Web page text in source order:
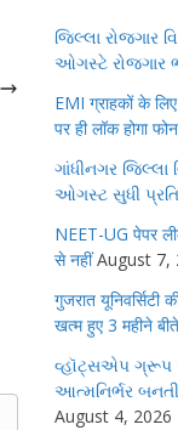
જિલ્લા રોજગાર
ઓગસ્ટે રોજગાર
EMI ग्राहकों के
पर ही लॉक होगा फोन
ગાંધીનગર જિલ્લા
ઓગસ્ટ સુધી
NEET-UG पेपर
से नहीं August 7,
गुजरात यूनिवर्सिटी
खत्म हुए 3 महीने बीते
વ્હૉટ્સએપ ગ્રૂપ
આત્મનિર્ભર
August 4, 2026